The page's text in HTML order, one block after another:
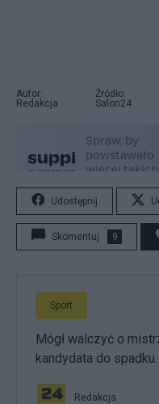
Autor:
Redakcja
Źródło:
Salon24
Udostępnij
Skomentuj 9
Sport
Mógł walczyć o
kandydata do
Redakcja